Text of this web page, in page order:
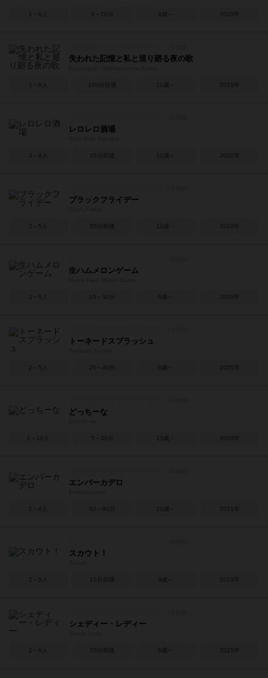
1～6人 5～20分 4歳～ 2025年
失われた記憶と私と巡り廻る夜の歌
1～6人 210分前後 12歳～ 2025年
レロレロ酒場
3～8人 15分前後 12歳～ 2022年
ブラックフライデー
2～5人 55分前後 12歳～ 2010年
生ハムメロンゲーム
2～6人 15～30分 6歳～ 2026年
トーネードスプラッシュ
2～5人 20～40分 6歳～ 2025年
どっちーな
2～10人 5～30分 13歳～ 2024年
エンバーカデロ
1～4人 60～90分 12歳～ 2021年
スカウト！
2～5人 15分前後 9歳～ 2019年
シェディー・レディー
2～6人 15分前後 6歳～ 2025年